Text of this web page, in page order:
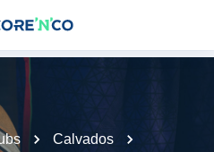
Calvados